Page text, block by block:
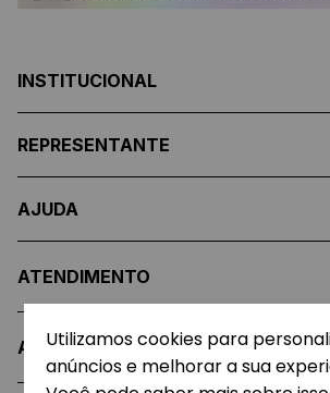
Utilizamos cookies para
anúncios e melhorar a sua
INSTITUCIONAL
REPRESENTANTE
AJUDA
ATENDIMENTO
A EMPRESA